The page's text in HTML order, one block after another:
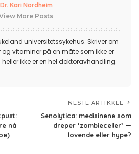
Dr. Kari Nordheim
More Posts
universitetssykehus. Skriver om
vitaminer på en måte som ikke er
ikke er en hel doktoravhandling.
nå
NESTE ARTIKKEL
Senolytica: medisinene som
dreper ‘zombieceller’ —
lovende eller hype?